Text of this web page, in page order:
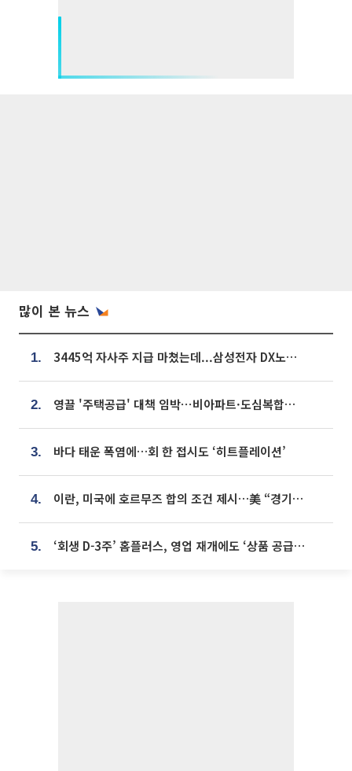
많이 본 뉴스
1. 3445억 자사주 지급 마쳤는데...삼성전자 DX노조, 뒤늦은 '떼쓰기 집회'
2. 영끌 '주택공급' 대책 임박⋯비아파트·도심복합까지 총동원
3. 바다 태운 폭염에…회 한 접시도 ‘히트플레이션’
4. 이란, 미국에 호르무즈 합의 조건 제시…美 “경기 아직 안 끝나” [종합]
5. ‘회생 D-3주’ 홈플러스, 영업 재개에도 ‘상품 공급망’ 복구가 생존 관건